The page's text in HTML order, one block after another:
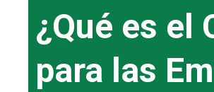
¿Qué es el
para las